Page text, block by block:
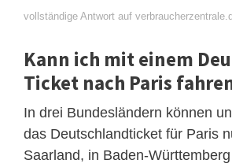
vollständige Antwort auf
Kann ich mit einem
Ticket nach Paris
In drei Bundesländern können
das Deutschlandticket für Paris
Saarland, in Baden-